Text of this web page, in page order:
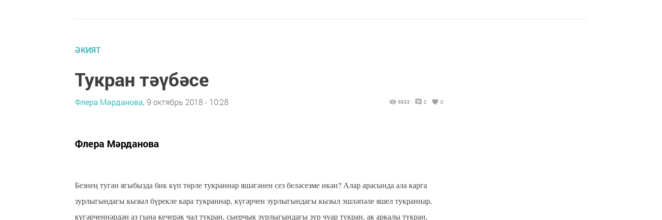
ӘКИЯТ
Тукран тәүбәсе
Флера Мәрданова, 9 октябрь 2018 - 10:28 6833 0 0
Флера Мәрданова
Безнең туган ягыбызда бик күп төрле тукраннар яшәгәнен сез беләсезме икән? Алар арасында ала карга
зурлыгындагы кызыл бүрекле кара тукраннар, күгәрчен зурлыгындагы кызыл эшләпәле яшел тукраннар,
күгәрченнәрдән аз гына кечерәк чал тукран, сыерчык зурлыгындагы зур чуар тукран, ак аркалы тукран,